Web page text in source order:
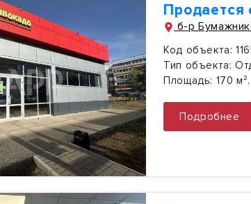
Продается
б-р
Код объекта:
Тип объекта:
Площадь: 170 м².
Подробнее